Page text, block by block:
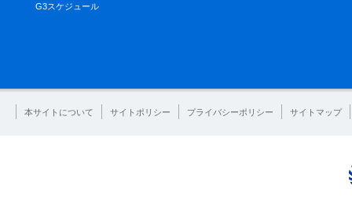
G3スケジュール
本サイトについて サイトポリシー プライバシーポリシー サイトマップ